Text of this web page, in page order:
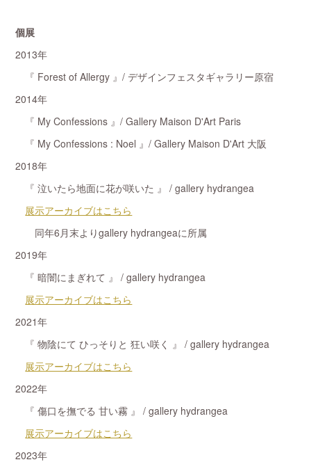
個展
2013年
『 Forest of Allergy 』/ デザインフェスタギャラリー原宿
2014年
『 My Confessions 』/ Gallery Maison D'Art Paris
『 My Confessions : Noel 』/ Gallery Maison D'Art 大阪
2018年
『 泣いたら地面に花が咲いた 』 / gallery hydrangea
展示アーカイブはこちら
同年6月末よりgallery hydrangeaに所属
2019年
『 暗闇にまぎれて 』 / gallery hydrangea
展示アーカイブはこちら
2021年
『 物陰にて ひっそりと 狂い咲く 』 / gallery hydrangea
展示アーカイブはこちら
2022年
『 傷口を撫でる 甘い霧 』 / gallery hydrangea
展示アーカイブはこちら
2023年